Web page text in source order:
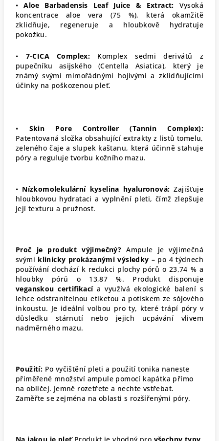
•Aloe Barbadensis Leaf Juice & Extract: Vysoká
koncentrace aloe vera (75 %), která okamžitě
zklidňuje, regeneruje a hloubkově hydratuje
pokožku.
• 7-CICA Complex: Komplex sedmi derivátů z
pupečníku asijského (Centella Asiatica), který je
známý svými mimořádnými hojivými a zklidňujícími
účinky na poškozenou pleť.
• Skin Pore Controller (Tannin Complex):
Patentovaná složka obsahující extrakty z listů tomelu,
zeleného čaje a slupek kaštanu, která účinně stahuje
póry a reguluje tvorbu kožního mazu.
• Nízkomolekulární kyselina hyaluronová: Zajišťuje
hloubkovou hydrataci a vyplnění pleti, čímž zlepšuje
její texturu a pružnost.
Proč je produkt výjimečný? Ampule je výjimečná
svými klinicky prokázanými výsledky – po 4 týdnech
používání dochází k redukci plochy pórů o 23,74 % a
hloubky pórů o 13,87 %. Produkt disponuje
veganskou certifikacía využívá ekologické balení s
lehce odstranitelnou etiketou a potiskem ze sójového
inkoustu. Je ideální volbou pro ty, které trápí póry v
důsledku stárnutí nebo jejich ucpávání vlivem
nadměrného mazu.
Použití: Po vyčištění pleti a použití tonika naneste
přiměřené množství ampule pomocí kapátka přímo
na obličej. Jemně rozetřete a nechte vstřebat.
Zaměřte se zejména na oblasti s rozšířenými póry.